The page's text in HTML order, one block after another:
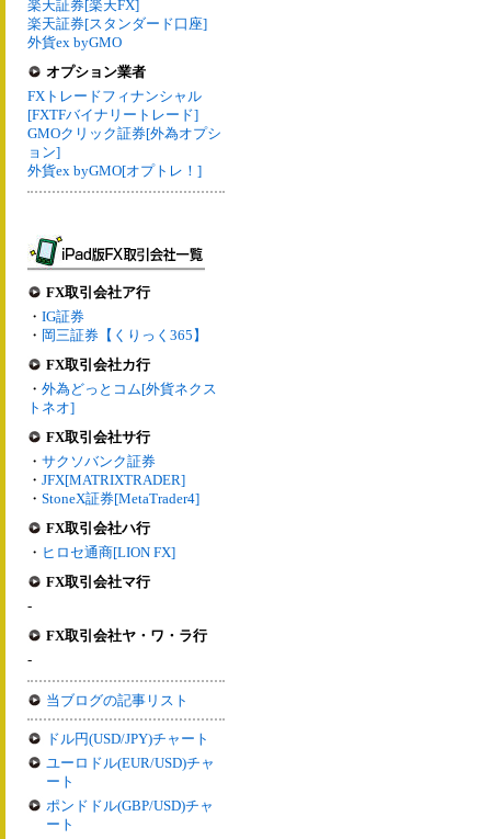
楽天証券[楽天FX]
楽天証券[スタンダード口座]
外貨ex byGMO
オプション業者
FXトレードフィナンシャル
[FXTFバイナリートレード]
GMOクリック証券[外為オプシ
ョン]
外貨ex byGMO[オプトレ！]
FX取引会社ア行
・ IG証券
・ 岡三証券【くりっく365】
FX取引会社カ行
・ 外為どっとコム[外貨ネクス
トネオ]
FX取引会社サ行
・ サクソバンク証券
・ JFX[MATRIXTRADER]
・ StoneX証券[MetaTrader4]
FX取引会社ハ行
・ ヒロセ通商[LION FX]
FX取引会社マ行
-
FX取引会社ヤ・ワ・ラ行
-
当ブログの記事リスト
ドル円(USD/JPY)チャート
ユーロドル(EUR/USD)チャ
ート
ポンドドル(GBP/USD)チャ
ート